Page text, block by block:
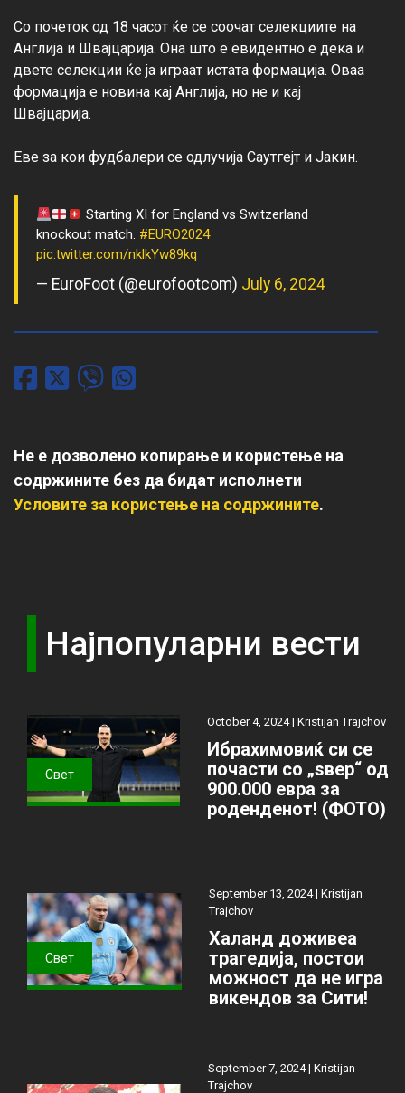
Со почеток од 18 часот ќе се соочат селекциите на
Англија и Швајцарија. Она што е евидентно е дека и
двете селекции ќе ја играат истата формација. Оваа
формација е новина кај Англија, но не и кај
Швајцарија.
Starting XI for England vs Switzerland
knockout match. #EURO2024
pic.twitter.com/nklkYw89kq
— EuroFoot (@eurofootcom) July 6, 2024
Не е дозволено копирање и користење на
содржините без да бидат исполнети
Условите за користење на содржините.
Најпопуларни вести
Свет
October 4, 2024 |Kristijan Trajchov
Ибрахимовиќ си се
почасти со „ѕвер“ од
900.000 евра за
роденденот! (ФОТО)
Свет
September 13, 2024 | Kristijan
Trajchov
Халанд доживеа
трагедија, постои
можност да не игра
викендов за Сити!
September 7, 2024 | Kristijan
Trajchov